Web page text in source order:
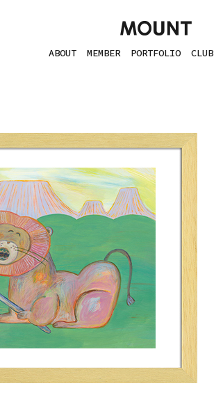
ABOUT MEMBER PORTFOLIO CLUB